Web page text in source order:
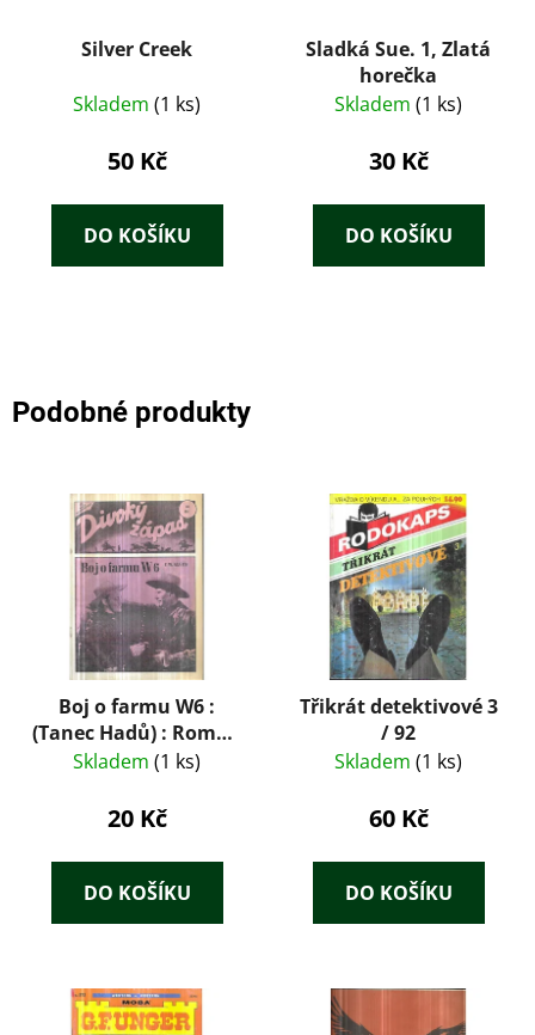
Silver Creek
Skladem (1 ks)
50 Kč
DO KOŠÍKU
Sladká Sue. 1, Zlatá
horečka
Skladem (1 ks)
30 Kč
DO KOŠÍKU
Podobné produkty
Boj o farmu W6 :
(Tanec Hadů) : Román
z Divokého západu
Skladem (1 ks)
20 Kč
DO KOŠÍKU
Třikrát detektivové 3
/ 92
Skladem (1 ks)
60 Kč
DO KOŠÍKU